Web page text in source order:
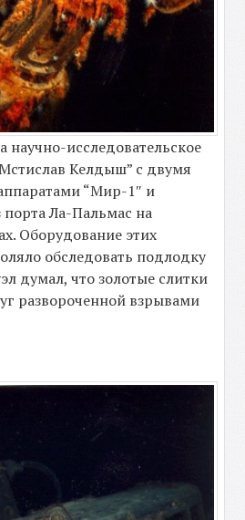
научно-исследовательское
Келдыш” с двумя
“Мир-1″ и
Ла-Пальмас на
Оборудование этих
обследовать подлодку
думал, что золотые слитки
развороченной взрывами